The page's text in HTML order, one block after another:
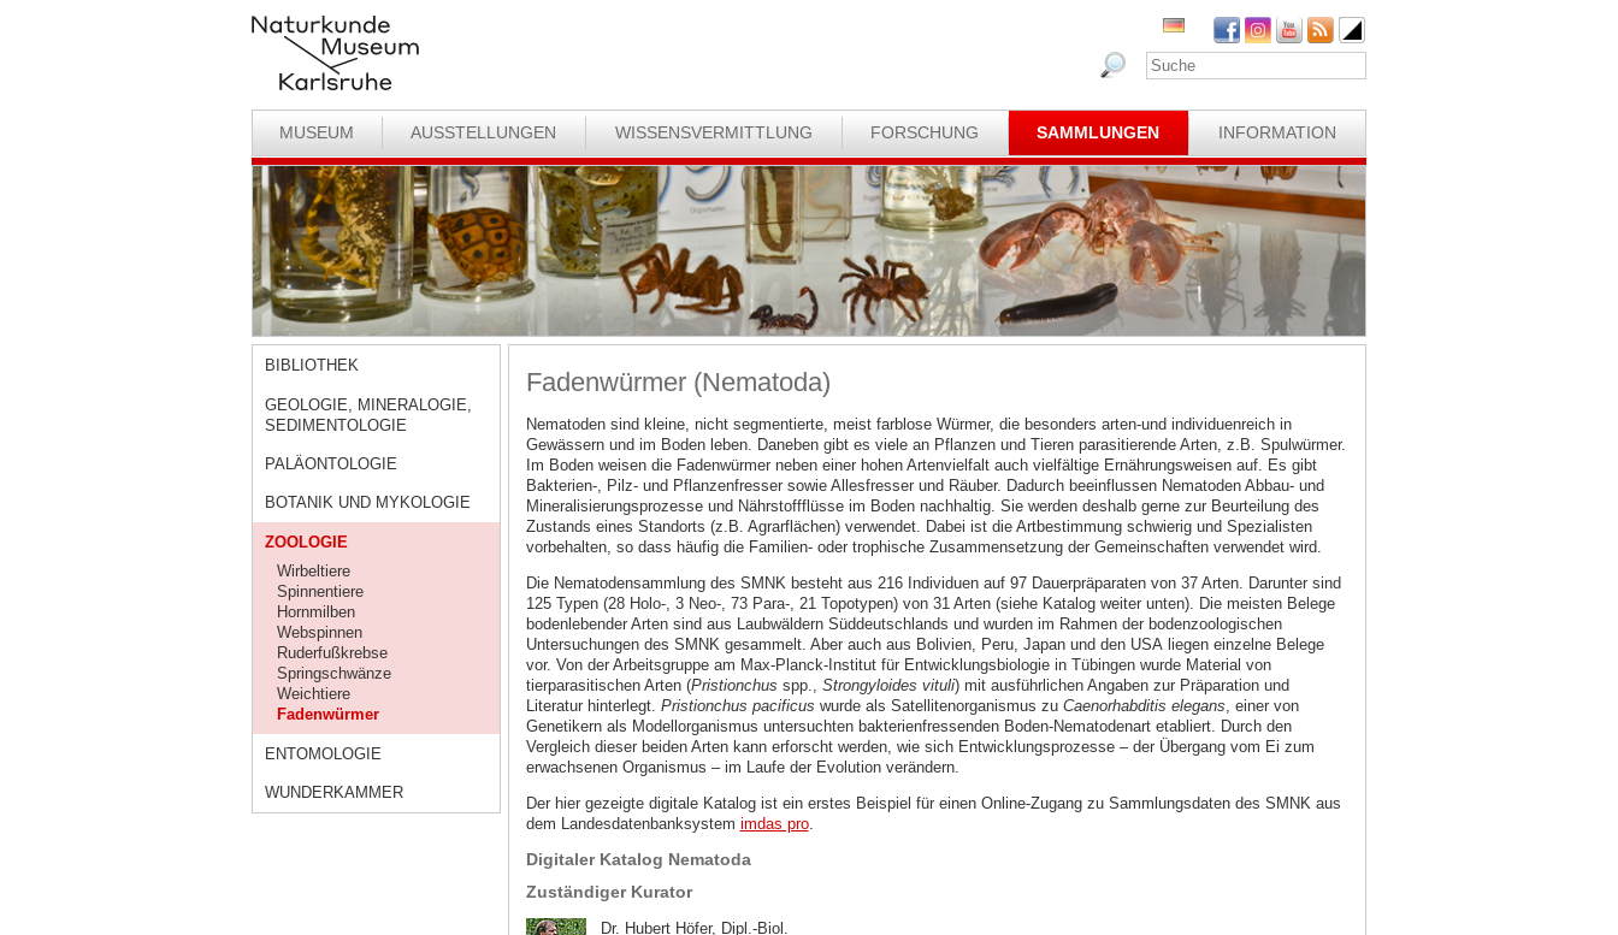
MUSEUM AUSSTELLUNGEN WISSENSVERMITTLUNG FORSCHUNG SAMMLUNGEN INFORMATION
BIBLIOTHEK
GEOLOGIE, MINERALOGIE,
SEDIMENTOLOGIE
PALÄONTOLOGIE
BOTANIK UND MYKOLOGIE
ZOOLOGIE
Wirbeltiere
Spinnentiere
Hornmilben
Webspinnen
Ruderfußkrebse
Springschwänze
Weichtiere
Fadenwürmer
ENTOMOLOGIE
WUNDERKAMMER
Fadenwürmer (Nematoda)
Nematoden sind kleine, nicht segmentierte, meist farblose Würmer, die besonders arten-und individuenreich in
Gewässern und im Boden leben. Daneben gibt es viele an Pflanzen und Tieren parasitierende Arten, z.B. Spulwürmer.
Im Boden weisen die Fadenwürmer neben einer hohen Artenvielfalt auch vielfältige Ernährungsweisen auf. Es gibt
Bakterien-, Pilz- und Pflanzenfresser sowie Allesfresser und Räuber. Dadurch beeinflussen Nematoden Abbau- und
Mineralisierungsprozesse und Nährstoffflüsse im Boden nachhaltig. Sie werden deshalb gerne zur Beurteilung des
Zustands eines Standorts (z.B. Agrarflächen) verwendet. Dabei ist die Artbestimmung schwierig und Spezialisten
vorbehalten, so dass häufig die Familien- oder trophische Zusammensetzung der Gemeinschaften verwendet wird.
Die Nematodensammlung des SMNK besteht aus 216 Individuen auf 97 Dauerpräparaten von 37 Arten. Darunter sind
125 Typen (28 Holo-, 3 Neo-, 73 Para-, 21 Topotypen) von 31 Arten (siehe Katalog weiter unten). Die meisten Belege
bodenlebender Arten sind aus Laubwäldern Süddeutschlands und wurden im Rahmen der bodenzoologischen
Untersuchungen des SMNK gesammelt. Aber auch aus Bolivien, Peru, Japan und den USA liegen einzelne Belege
vor. Von der Arbeitsgruppe am Max-Planck-Institut für Entwicklungsbiologie in Tübingen wurde Material von
tierparasitischen Arten (Pristionchus spp., Strongyloides vituli) mit ausführlichen Angaben zur Präparation und
Literatur hinterlegt. Pristionchus pacificus wurde als Satellitenorganismus zu Caenorhabditis elegans, einer von
Genetikern als Modellorganismus untersuchten bakterienfressenden Boden-Nematodenart etabliert. Durch den
Vergleich dieser beiden Arten kann erforscht werden, wie sich Entwicklungsprozesse – der Übergang vom Ei zum
erwachsenen Organismus – im Laufe der Evolution verändern.
Der hier gezeigte digitale Katalog ist ein erstes Beispiel für einen Online-Zugang zu Sammlungsdaten des SMNK aus
dem Landesdatenbanksystem imdas pro.
Digitaler Katalog Nematoda
Zuständiger Kurator
Dr. Hubert Höfer, Dipl.-Biol.